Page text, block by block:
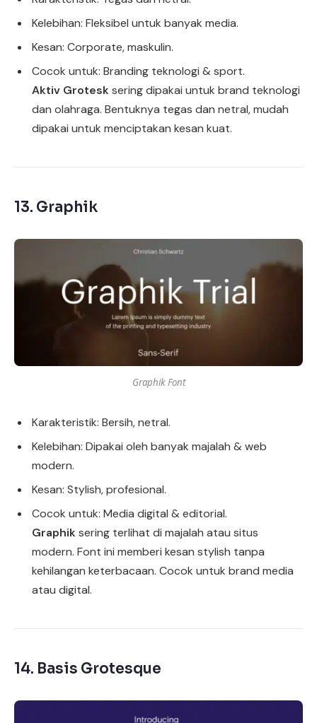
Kelebihan: Fleksibel untuk banyak media.
Kesan: Corporate, maskulin.
Cocok untuk: Branding teknologi & sport.
Aktiv Grotesk sering dipakai untuk brand teknologi
dan olahraga. Bentuknya tegas dan netral, mudah
dipakai untuk menciptakan kesan kuat.
13. Graphik
Graphik Font
Karakteristik: Bersih, netral.
Kelebihan: Dipakai oleh banyak majalah & web
modern.
Kesan: Stylish, profesional.
Cocok untuk: Media digital & editorial.
Graphik sering terlihat di majalah atau situs
modern. Font ini memberi kesan stylish tanpa
kehilangan keterbacaan. Cocok untuk brand media
atau digital.
14. Basis Grotesque